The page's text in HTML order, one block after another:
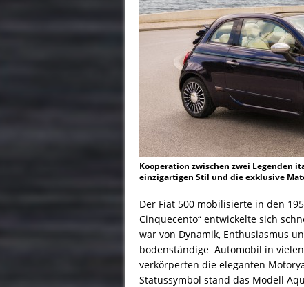
Kooperation zwischen zwei Legenden
einzigartigen Stil und die exklusive
Der Fiat 500 mobilisierte in den
Cinquecento“ entwickelte sich
war von Dynamik, Enthusiasmus
bodenständige Automobil in
verkörperten die eleganten
Statussymbol stand das Modell